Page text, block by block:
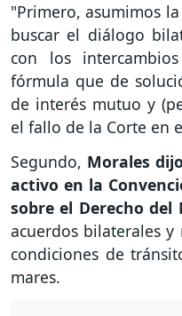
"Primero, asumimos
buscar el diálogo
con los
fórmula que de
de interés mutuo y
el fallo de la Corte en
Segundo, Morales
activo en la
sobre el Derecho del
acuerdos bilaterales
condiciones de
mares.